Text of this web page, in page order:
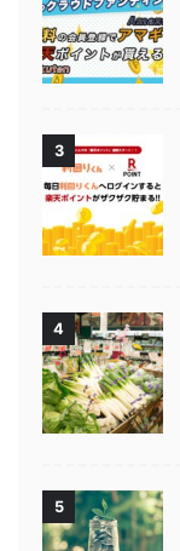
3
4
5